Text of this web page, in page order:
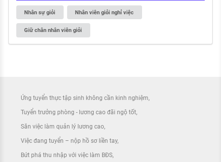
Nhân sự giỏi Nhân viên giỏi nghỉ việc
Giữ chân nhân viên giỏi
Ứng tuyển thực tập sinh không cần kinh nghiệm
Tuyển trưởng phòng - lương cao đãi ngộ tốt
Săn việc làm quản lý lương cao
Việc đang tuyển – nộp hồ sơ liền tay
Bứt phá thu nhập với việc làm BĐS